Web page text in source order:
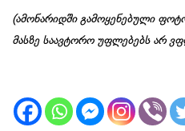
(ამონარიდში გამოყენებული
მასზე საავტორო უფლებებს არ